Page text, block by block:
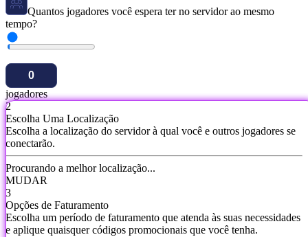
Quantos jogadores você espera ter no servidor ao mesmo
tempo?
jogadores
2
Escolha Uma Localização
Escolha a localização do servidor à qual você e outros jogadores se
conectarão.
Procurando a melhor localização...
MUDAR
3
Opções de Faturamento
Escolha um período de faturamento que atenda às suas necessidades
e aplique quaisquer códigos promocionais que você tenha.